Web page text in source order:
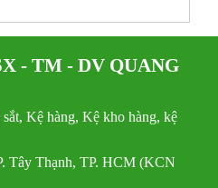
- TM - DV QUANG
Kệ hàng, Kệ kho hàng, kệ
Tây Thạnh, TP. HCM (KCN